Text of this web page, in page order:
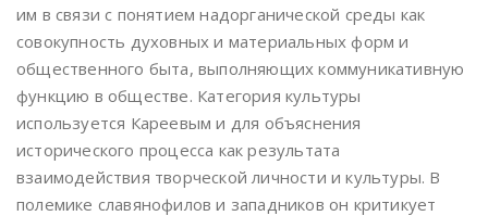
им в связи с понятием надорганической среды как
совокупность духовных и материальных форм и
общественного быта, выполняющих коммуникативную
функцию в обществе. Категория культуры
используется Кареевым и для объяснения
исторического процесса как результата
взаимодействия творческой личности и культуры. В
полемике славянофилов и западников он критикует